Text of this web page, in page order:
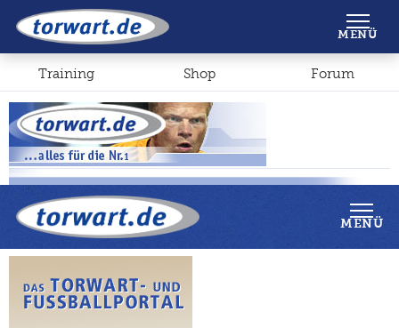
Shop Forum
MENÜ